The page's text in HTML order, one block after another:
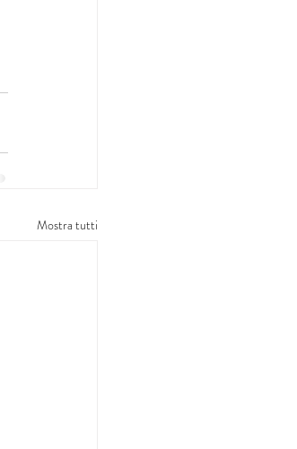
Mostra tutti